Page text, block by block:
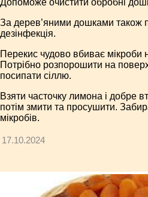
Допоможе очистити обробні
За дерев’яними дошками також
дезінфекція.
Перекис чудово вбиває мікроби
Потрібно розпорошити на
посипати сіллю.
Взяти часточку лимона і добре
потім змити та просушити.
мікробів.
17.10.2024